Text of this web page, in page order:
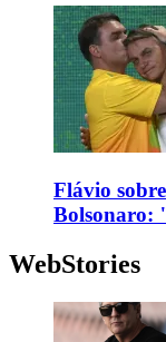
Flávio
Bolsonaro:
WebStories